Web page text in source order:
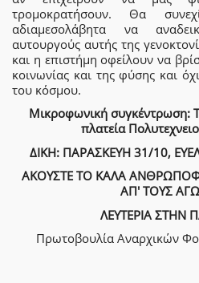
τρομοκρατήσουν. Θα
αδιαμεσολάβητα να
αυτουργούς αυτής της
και η επιστήμη οφείλουν να
κοινωνίας και της φύσης και
του κόσμου.
Μικροφωνική συγκέντρωση:
πλατεία
ΔΙΚΗ: ΠΑΡΑΣΚΕΥΗ 31/10,
ΑΚΟΥΣΤΕ ΤΟ ΚΑΛΑ
ΑΠ' ΤΟΥΣ
ΛΕΥΤΕΡΙΑ ΣΤΗΝ
Πρωτοβουλία Αναρχικών